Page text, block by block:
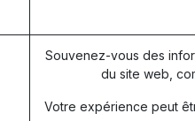
Souvenez-vous des
du site web,
Votre expérience peut